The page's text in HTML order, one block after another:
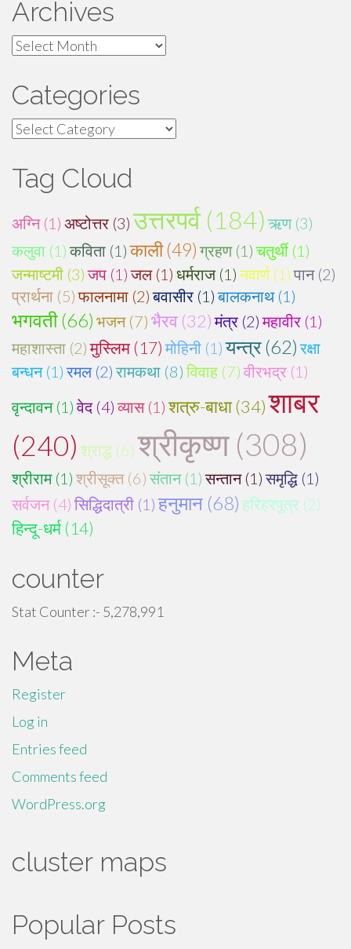
Archives
Archives
Categories
Categories
Tag Cloud
अग्नि (1) अष्टोत्तर (3) उत्तरपर्व (184) ऋण (3)
कलुवा (1) कविता (1) काली (49) ग्रहण (1) चतुर्थी (1)
जन्माष्टमी (3) जप (1) जल (1) धर्मराज (1) नवार्ण (1) पान (2)
प्रार्थना (5) फालनामा (2) बवासीर (1) बालकनाथ (1)
भगवती (66) भजन (7) भैरव (32) मंत्र (2) महावीर (1)
महाशास्ता (2) मुस्लिम (17) मोहिनी (1) यन्त्र (62) रक्षा
बन्धन (1) रमल (2) रामकथा (8) विवाह (7) वीरभद्र (1)
वृन्दावन (1) वेद (4) व्यास (1) शत्रु-बाधा (34)शाबर
(240) श्राद्ध (6) श्रीकृष्ण (308)
श्रीराम (1) श्रीसूक्त (6) संतान (1) सन्तान (1) समृद्धि (1)
सर्वजन (4) सिद्धिदात्री (1) हनुमान (68) हरिहरपुत्र (2)
हिन्दू-धर्म (14)
counter
Stat Counter :- 5,278,991
Meta
Register
Log in
Entries feed
Comments feed
WordPress.org
cluster maps
Popular Posts